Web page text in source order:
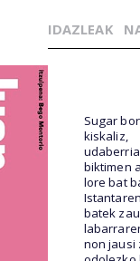
IDAZLEAK
Sugar
kiskaliz,
biktimen
lore bat
batek
non jausi